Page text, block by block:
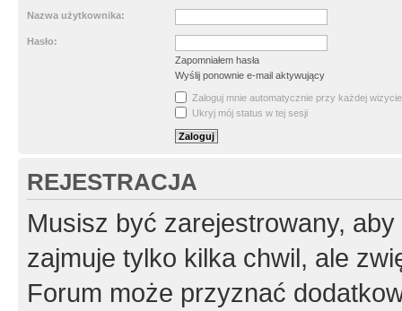
Nazwa użytkownika:
Hasło:
Zapomniałem hasła
Wyślij ponownie e-mail aktywujący
Zaloguj mnie automatycznie przy każdej wizycie
Ukryj mój status w tej sesji
REJESTRACJA
Musisz być zarejestrowany,
zajmuje tylko kilka chwil, ale
Forum może przyznać